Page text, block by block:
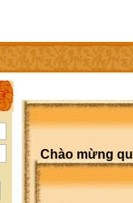
TRỢ GIÚP LIÊN HỆ
Chào mừng